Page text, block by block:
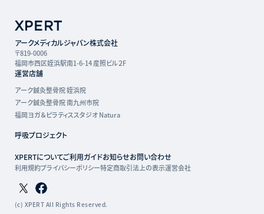
アークメディカルジャパン株式会社
〒819-0006
福岡市西区姪浜駅南1-6-14 産照ビル２F
運営店舗
アーク鍼灸整骨院 姪浜院
アーク鍼灸整骨院 南九州市院
福岡ヨガ＆ピラティススタジオ Natura
呼吸プロジェクト
XPERTについてご利用ガイドお知らせお問い合わせ
利用規約プライバシーポリシー特定商取引法上の表示運営会社
Twitterページ
Facebookページ
(c) XPERT All Rights Reserved.